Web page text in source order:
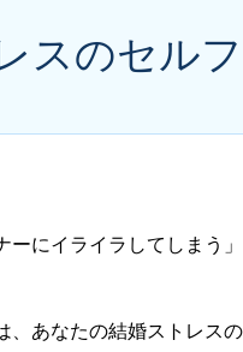
スのセル
ーにイライラしてしま
、あなたの結婚ストレス